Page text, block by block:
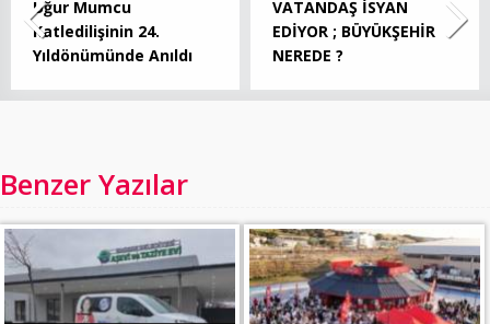
Uğur Mumcu
Katledilişinin 24.
Yıldönümünde Anıldı
VATANDAŞ İSYAN
EDİYOR ; BÜYÜKŞEHİR
NEREDE ?
Benzer Yazılar